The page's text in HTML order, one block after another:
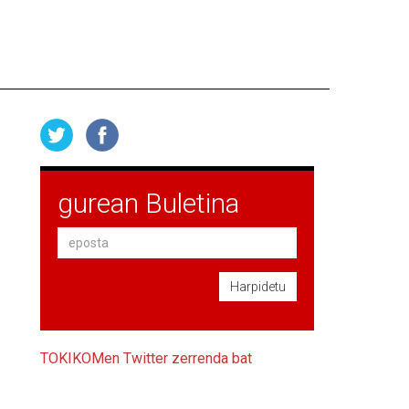
gurean Buletina
Harpidetu
TOKIKOMen Twitter zerrenda bat